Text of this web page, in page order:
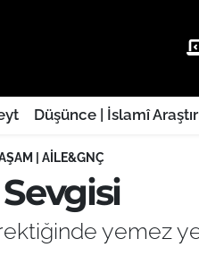
Düşünce | İslamî
| AILE&GNÇ
yemez
ve Fikstür